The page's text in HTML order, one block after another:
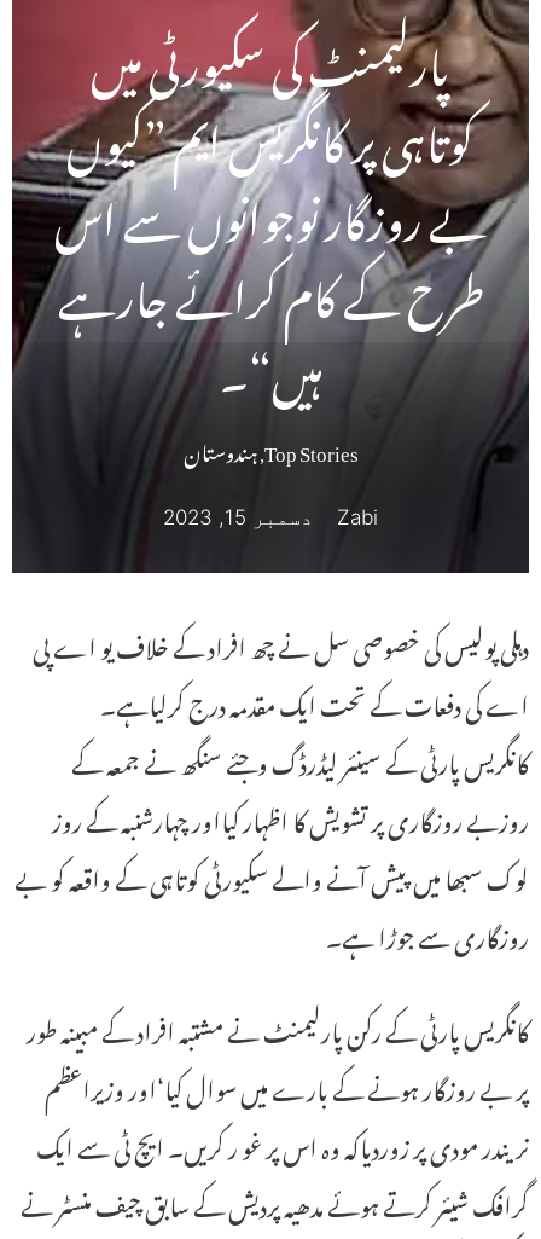
پارلیمنٹ کی سکیورٹی میں
کوتاہی پر کانگریس ایم ”کیوں
بے روزگار نوجوانوں سے اس
طرح کے کام کرائے جارہے
ہیں“۔
Top Stories
,ہندوستان
Zabi دسمبر 15, 2023
دہلی پولیس کی خصوصی سل نے چھ افراد کے خلاف یو اے پی
اے کی دفعات کے تحت ایک مقدمہ درج کرلیاہے۔
کانگریس پارٹی کے سینئر لیڈرڈگ وجئے سنگھ نے جمعہ کے
روزبے روزگاری پر تشویش کا اظہار کیااور چہارشنبہ کے روز
لوک سبھا میں پیش آنے والے سکیورٹی کوتاہی کے واقعہ کو بے
روزگاری سے جوڑا ہے۔
کانگریس پارٹی کے رکن پارلیمنٹ نے مشتبہ افراد کے مبینہ طور
پر بے روزگار ہونے کے بارے میں سوال کیا‘اور وزیراعظم
نریندر مودی پر زوردیاکہ وہ اس پر غو ر کریں۔ ایچ ٹی سے ایک
گرافک شیئر کرتے ہوئے مدھیہ پردیش کے سابق چیف منسٹر نے